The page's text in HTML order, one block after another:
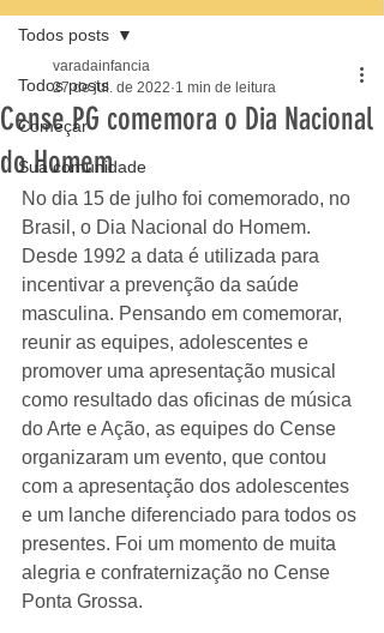
Todos posts
Começar
Sua comunidade
Todos posts
Cense PG comemora o Dia Nacional
do Homem
varadainfancia
27 de jul. de 2022 1 min de leitura
No dia 15 de julho foi comemorado, no
Brasil, o Dia Nacional do Homem.
Desde 1992 a data é utilizada para
incentivar a prevenção da saúde
masculina. Pensando em comemorar,
reunir as equipes, adolescentes e
promover uma apresentação musical
como resultado das oficinas de música
do Arte e Ação, as equipes do Cense
organizaram um evento, que contou
com a apresentação dos adolescentes
e um lanche diferenciado para todos os
presentes. Foi um momento de muita
alegria e confraternização no Cense
Ponta Grossa.